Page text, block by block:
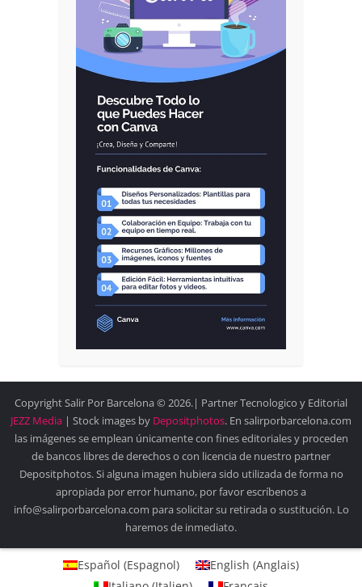
Copyright Salir Por Barcelona © 2026.| Partner Tecnologico y Editorial
JEZZ Media | Stock images by Depositphotos. En salirporbarcelona.com
las imágenes se emplean únicamente con fines editoriales y proceden
de bancos libres de derechos o con licencia de nuestro partner
Depositphotos. Si alguna imagen hubiera sido utilizada de forma no
apropiada por error humano, por favor escríbenos a
info@salirporbarcelona.com para solicitar su retirada o sustitución. Lo
haremos de inmediato.
Español (Espagnol) English (Anglais)